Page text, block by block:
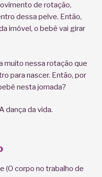
de rotação,
dessa pelve. Então,
imóvel, o bebê vai girar
muito nessa rotação que
para nascer. Então, por
nesta jornada?
dança da vida.
(O corpo no trabalho de